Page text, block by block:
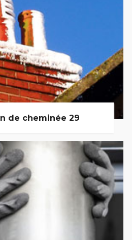
de cheminée 29